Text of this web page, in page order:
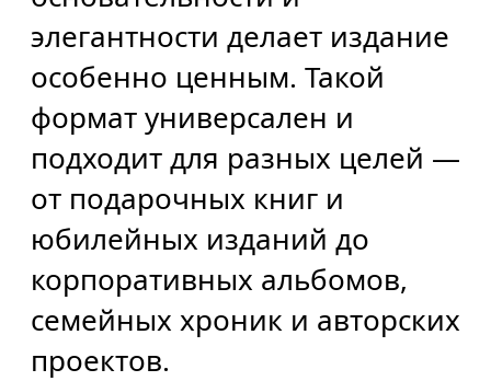
элегантности делает издание
особенно ценным. Такой
формат универсален и
подходит для разных целей —
от подарочных книг и
юбилейных изданий до
корпоративных альбомов,
семейных хроник и авторских
проектов.